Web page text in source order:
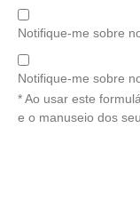
Notifique-me sobre
Notifique-me sobre
* Ao usar este
e o manuseio dos